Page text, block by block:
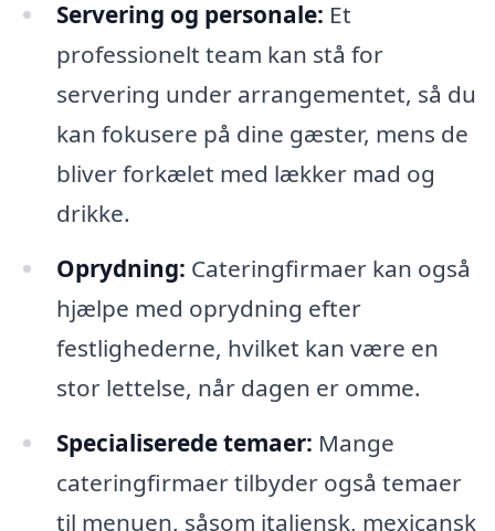
Servering og personale: Et
professionelt team kan stå for
servering under arrangementet, så du
kan fokusere på dine gæster, mens de
bliver forkælet med lækker mad og
drikke.
Oprydning: Cateringfirmaer kan også
hjælpe med oprydning efter
festlighederne, hvilket kan være en
stor lettelse, når dagen er omme.
Specialiserede temaer: Mange
cateringfirmaer tilbyder også temaer
til menuen, såsom italiensk, mexicansk